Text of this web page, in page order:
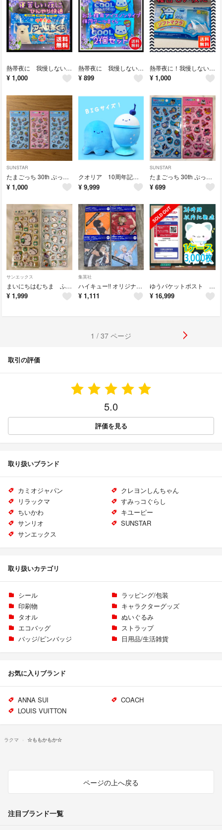
熱帯夜に 我慢しない 大人用 やわらかクール アイスまくら アイスノンタイプ
¥ 1,000
熱帯夜に 我慢しない 子供用 やわらかクール アイス枕 アイスノンタイプ 2個
¥ 899
熱帯夜に！我慢しない ツンドラ倶楽部 冷たいソフトまくら アイスノンタイプ
¥ 1,000
SUNSTAR
たまごっち 30th ぷっくりシール 3枚セット サンスター文具 定価1,650円 ブルー2枚 ピンク1枚
¥ 1,000
クオリア 10周年記念展限定 にっこりーノ BIGサイズ ぬいぐるみ 全2種
¥ 9,999
SUNSTAR
たまごっち 30th ぷっくりシール 2枚 サンスター文具 定価1,100円
¥ 699
サンエックス
まいにちはむちま ふにふにシール 2種セット サンエックス 国内正規品
¥ 1,999
集英社
ハイキュー!! オリジナルクールタオル 全4種セット 新品未開封 非売品
¥ 1,111
ゆうパケットポスト シール 3000枚 1ケース 定価15,000円
¥ 16,999
1 / 37 ページ
取引の評価
5.0
評価を見る
取り扱いブランド
カミオジャパン
クレヨンしんちゃん
リラックマ
すみっコぐらし
ちいかわ
キユーピー
サンリオ
SUNSTAR
サンエックス
取り扱いカテゴリ
シール
ラッピング/包装
印刷物
キャラクターグッズ
タオル
ぬいぐるみ
エコバッグ
ストラップ
バッジ/ピンバッジ
日用品/生活雑貨
お気に入りブランド
ANNA SUI
COACH
LOUIS VUITTON
ラクマ ☆ももかもか☆
ページの上へ戻る
注目ブランド一覧